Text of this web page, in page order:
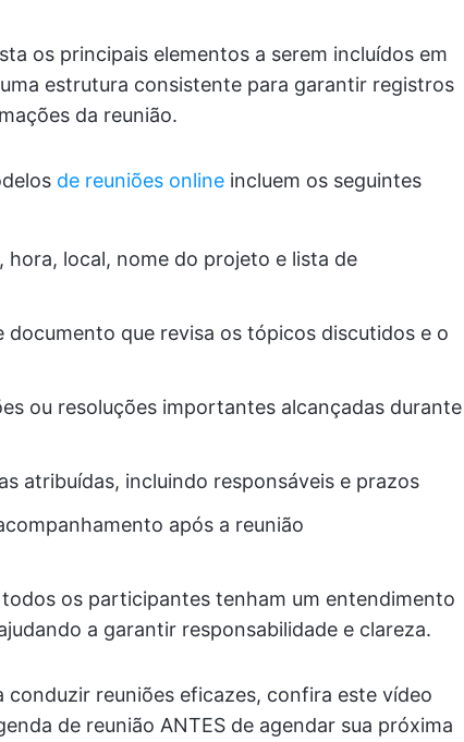
os principais elementos a serem incluídos em
estrutura consistente para garantir registros
da reunião.
de reuniões online incluem os seguintes
hora, local, nome do projeto e lista de
documento que revisa os tópicos discutidos e o
ou resoluções importantes alcançadas durante
atribuídas, incluindo responsáveis e prazos
após a reunião
os participantes tenham um entendimento
a garantir responsabilidade e clareza.
reuniões eficazes, confira este vídeo
de reunião ANTES de agendar sua próxima